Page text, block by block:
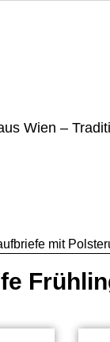
Wien –
mit